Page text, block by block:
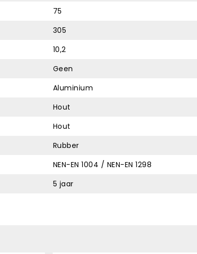
75
305
10,2
Geen
Aluminium
Hout
Hout
Rubber
NEN-EN 1004 / NEN-EN 1298
5 jaar